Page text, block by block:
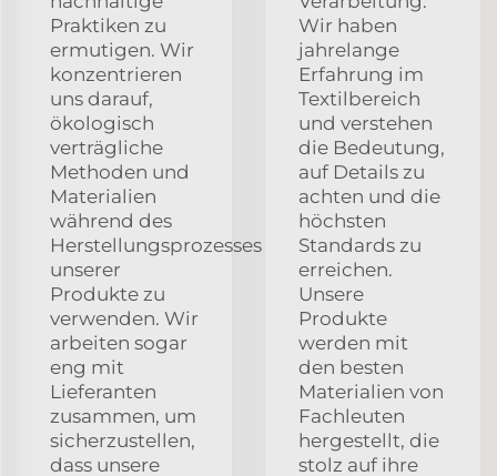
Praktiken zu
ermutigen. Wir
konzentrieren
uns darauf,
ökologisch
verträgliche
Methoden und
Materialien
während des
Herstellungsprozesses
unserer
Produkte zu
verwenden. Wir
arbeiten sogar
eng mit
Lieferanten
zusammen, um
sicherzustellen,
dass unsere
Wir haben
jahrelange
Erfahrung im
Textilbereich
und verstehen
die Bedeutung,
auf Details zu
achten und die
höchsten
Standards zu
erreichen.
Unsere
Produkte
werden mit
den besten
Materialien von
Fachleuten
hergestellt, die
stolz auf ihre